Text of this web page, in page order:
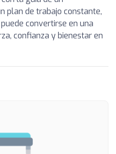
plan de trabajo constante,
convertirse en una
confianza y bienestar en